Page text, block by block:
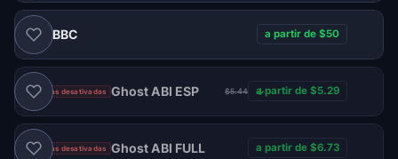
DMA BBC a partir de $50
Vendas desativadas Ghost ABI ESP $5.44 a partir de $5.29
Vendas desativadas Ghost ABI FULL a partir de $6.73